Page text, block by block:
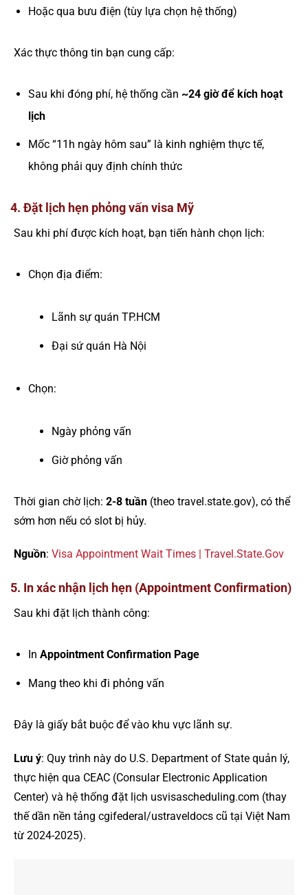
Hoặc qua bưu điện (tùy lựa chọn hệ thống)
Xác thực thông tin bạn cung cấp:
Sau khi đóng phí, hệ thống cần ~24 giờ để kích hoạt
lịch
Mốc “11h ngày hôm sau” là kinh nghiệm thực tế,
không phải quy định chính thức
4. Đặt lịch hẹn phỏng vấn visa Mỹ
Sau khi phí được kích hoạt, bạn tiến hành chọn lịch:
Chọn địa điểm:
Lãnh sự quán TP.HCM
Đại sứ quán Hà Nội
Chọn:
Ngày phỏng vấn
Giờ phỏng vấn
Thời gian chờ lịch: 2-8 tuần (theo travel.state.gov), có thể
sớm hơn nếu có slot bị hủy.
Nguồn: Visa Appointment Wait Times | Travel.State.Gov
5. In xác nhận lịch hẹn (Appointment Confirmation)
Sau khi đặt lịch thành công:
In Appointment Confirmation Page
Mang theo khi đi phỏng vấn
Đây là giấy bắt buộc để vào khu vực lãnh sự.
Lưu ý: Quy trình này do U.S. Department of State quản lý,
thực hiện qua CEAC (Consular Electronic Application
Center) và hệ thống đặt lịch usvisascheduling.com (thay
thế dần nền tảng cgifederal/ustraveldocs cũ tại Việt Nam
từ 2024-2025).